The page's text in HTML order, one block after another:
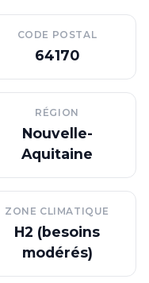
CODE POSTAL
64170
RÉGION
Nouvelle-
Aquitaine
ZONE CLIMATIQUE
H2 (besoins
modérés)